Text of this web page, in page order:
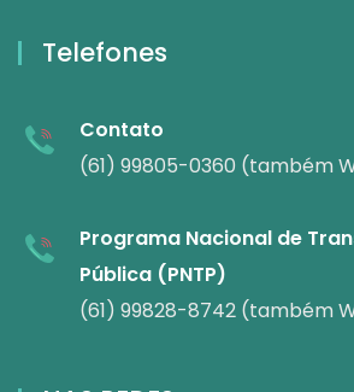
Telefones
Contato
(61) 99805-0360 (também
Programa Nacional de
Pública (PNTP)
(61) 99828-8742 (também